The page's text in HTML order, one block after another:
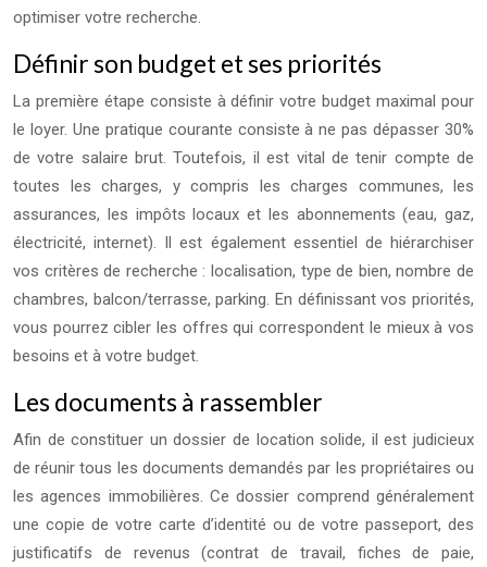
optimiser votre recherche.
Définir son budget et ses priorités
La première étape consiste à définir votre budget maximal pour
le loyer. Une pratique courante consiste à ne pas dépasser 30%
de votre salaire brut. Toutefois, il est vital de tenir compte de
toutes les charges, y compris les charges communes, les
assurances, les impôts locaux et les abonnements (eau, gaz,
électricité, internet). Il est également essentiel de hiérarchiser
vos critères de recherche : localisation, type de bien, nombre de
chambres, balcon/terrasse, parking. En définissant vos priorités,
vous pourrez cibler les offres qui correspondent le mieux à vos
besoins et à votre budget.
Les documents à rassembler
Afin de constituer un dossier de location solide, il est judicieux
de réunir tous les documents demandés par les propriétaires ou
les agences immobilières. Ce dossier comprend généralement
une copie de votre carte d’identité ou de votre passeport, des
justificatifs de revenus (contrat de travail, fiches de paie,